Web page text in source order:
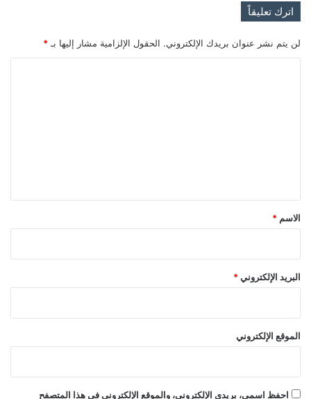
اترك تعليقاً
لن يتم نشر عنوان بريدك الإلكتروني. الحقول الإلزامية مشار إليها بـ *
*
الاسم *
البريد الإلكتروني *
الموقع الإلكتروني
احفظ اسمي، بريدي الإلكتروني، والموقع الإلكتروني في هذا المتصفح